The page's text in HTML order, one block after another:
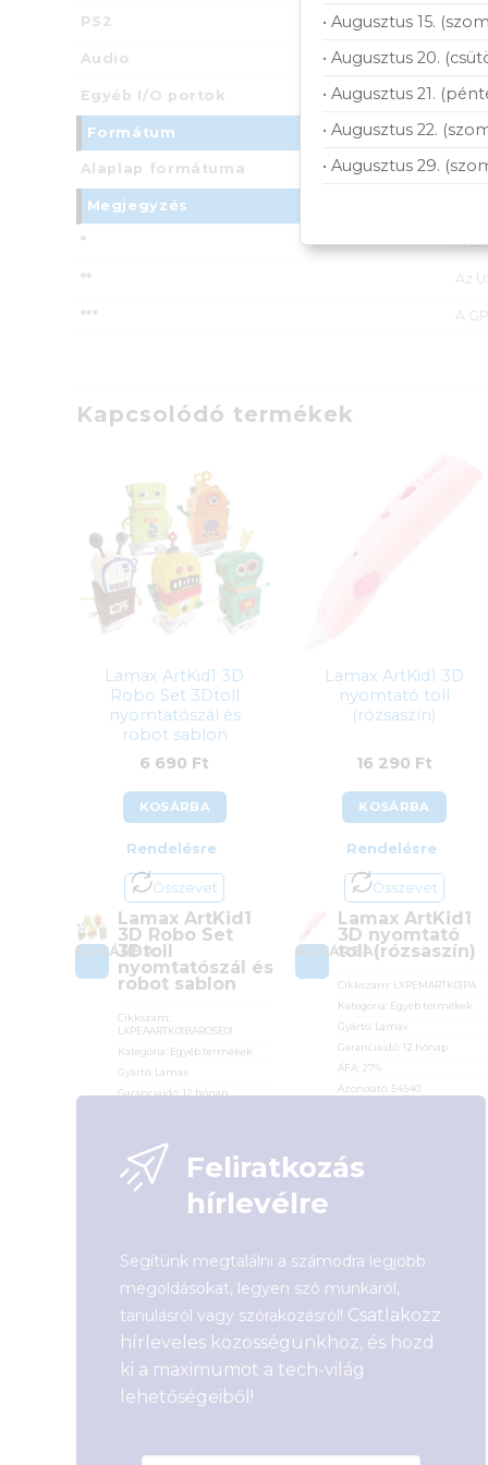
PS2 van
Audio 6x
Egyéb I/O portok 2x
Formátum
Alaplap formátuma ATX
Megjegyzés
* A
** Az
*** A
Kapcsolódó termékek
Lamax ArtKid1 3D
Robo Set 3Dtoll
nyomtatószál és
robot sablon
6 690 Ft
KOSÁRBA
Rendelésre
Összevet
KOSÁRBA
Lamax ArtKid1
3D Robo Set
3Dtoll
nyomtatószál és
robot sablon
Cikkszám:
LXPEAARTK01BAROSE01
Kategória:
Egyéb termékek
Gyártó: Lamax
Garanciaidő:12 hónap
6 690Ft
Lamax ArtKid1 3D
nyomtató toll
(rózsaszín)
16 290 Ft
KOSÁRBA
Rendelésre
Összevet
KOSÁRBA
Lamax ArtKid1
3D nyomtató
toll (rózsaszín)
Cikkszám:
LXPEMARTK01PA
Kategória:
Egyéb termékek
Gyártó: Lamax
Garanciaidő: 12 hónap
ÁFA: 27%
Azonosító: 54540
Feliratkozás
hírlevélre
Segítünk megtalálni a számodra legjobb
megoldásokat, legyen szó munkáról,
tanulásról vagy szórakozásról! Csatlakozz
hírleveles közösségünkhöz, és hozd
ki a maximumot a tech-világ
lehetőségeiből!
• Augusztus 15.
• Augusztus 20.
• Augusztus 21.
• Augusztus 22.
• Augusztus 29.